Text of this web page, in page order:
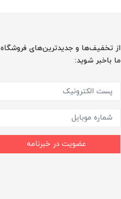
از تخفیف‌ها و جدیدترین‌های فروشگاه
ما باخبر شوید:
عضویت در خبرنامه